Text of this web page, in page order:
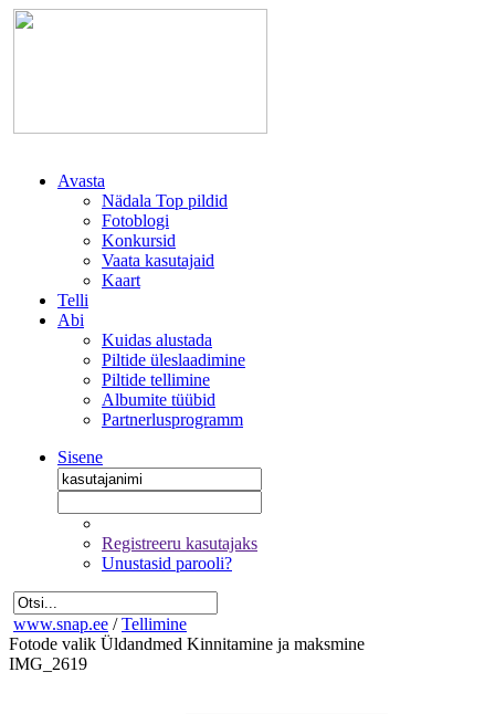
Avasta
Nädala Top pildid
Fotoblogi
Konkursid
Vaata kasutajaid
Kaart
Telli
Abi
Kuidas alustada
Piltide üleslaadimine
Piltide tellimine
Albumite tüübid
Partnerlusprogramm
Sisene
Registreeru kasutajaks
Unustasid parooli?
www.snap.ee / Tellimine
Fotode valik Üldandmed Kinnitamine ja maksmine
IMG_2619